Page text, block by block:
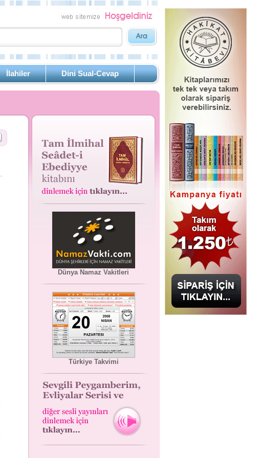
İlahiler Dini Sual-Cevap
Dünya Namaz Vakitleri
Türkiye Takvimi